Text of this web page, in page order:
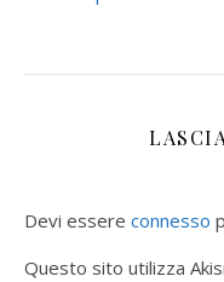
Devi essere connesso
Questo sito utilizza